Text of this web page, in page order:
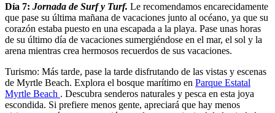
Día 7: Jornada de Surf y Turf. Le recomendamos encarecidamente
que pase su última mañana de vacaciones junto al océano, ya que su
corazón estaba puesto en una escapada a la playa. Pase unas horas
de su último día de vacaciones sumergiéndose en el mar, el sol y la
arena mientras crea hermosos recuerdos de sus vacaciones.
Turismo: Más tarde, pase la tarde disfrutando de las vistas y escenas
de Myrtle Beach. Explora el bosque marítimo en Parque Estatal
Myrtle Beach . Descubra senderos naturales y pesca en esta joya
escondida. Si prefiere menos gente, apreciará que hay menos